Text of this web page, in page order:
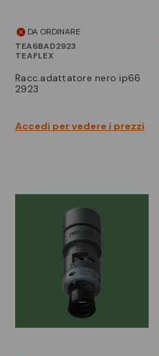
DA ORDINARE
TEA6BAD2923
TEAFLEX
racc.adattatore nero ip66
2923
Accedi per vedere i prezzi